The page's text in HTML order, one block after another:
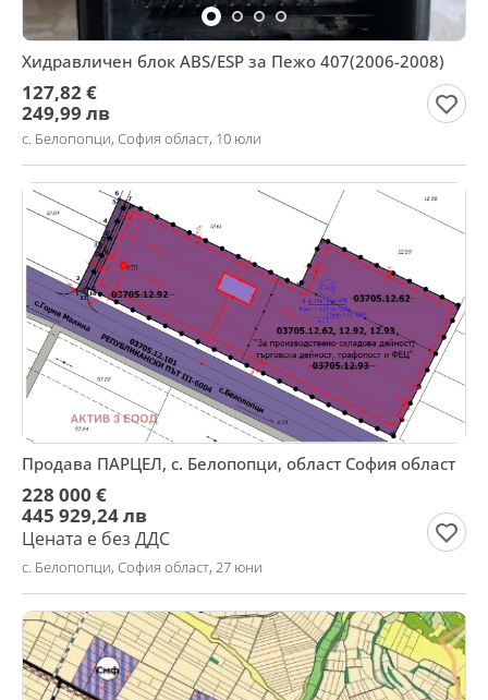
Хидравличен блок ABS/ESP за Пежо 407(2006-2008)
127,82 €
249,99 лв
с. Белопопци, София област, 10 юли
Продава ПАРЦЕЛ, с. Белопопци, област София област
228 000 €
445 929,24 лв
Цената е без ДДС
с. Белопопци, София област, 27 юни